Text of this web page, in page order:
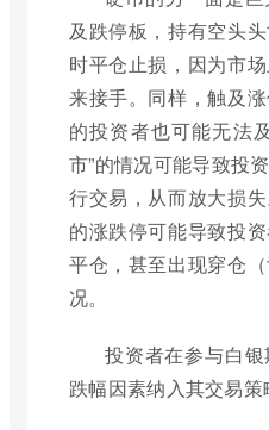
及跌停板，持有空头
时平仓止损，因为市
来接手。同样，触及
的投资者也可能无法
市”的情况可能导致投
行交易，从而放大损
的涨跌停可能导致投
平仓，甚至出现穿仓
况。
投资者在参与白
跌幅因素纳入其交易策